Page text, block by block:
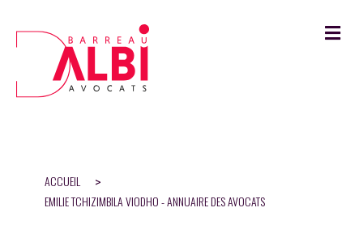
ACCUEIL >
EMILIE TCHIZIMBILA VIODHO - ANNUAIRE DES AVOCATS